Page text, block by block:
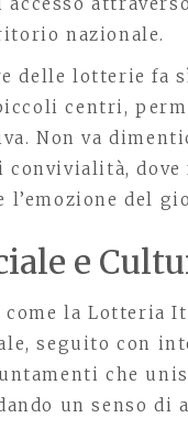
nazionale.
delle lotterie fa
centri,
Non va
convivialità,
del
e
come la Lotteria
seguito con
che
un senso di